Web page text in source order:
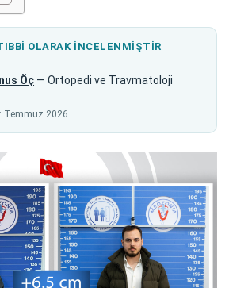
OLARAK INCELENMIŞTIR
Öç — Ortopedi ve Travmatoloji
Temmuz 2026